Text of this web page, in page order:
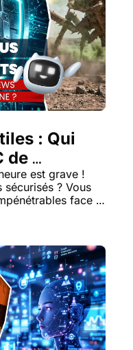
: Qui
de
l'aveuglement total ? est grave !
? Vous
face à